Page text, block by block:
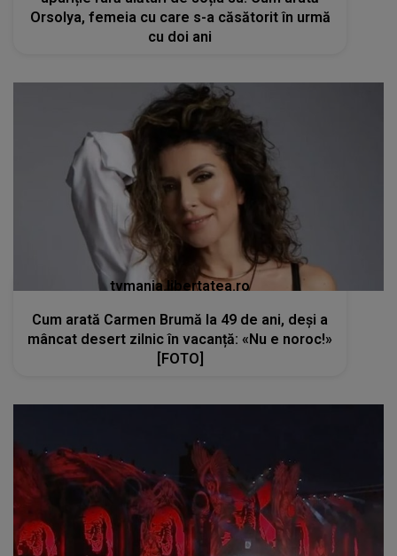
Orsolya, femeia cu care s-a căsătorit în urmă
cu doi ani
tvmania.libertatea.ro
Cum arată Carmen Brumă la 49 de ani, deși a
mâncat desert zilnic în vacanță: «Nu e noroc!»
[FOTO]